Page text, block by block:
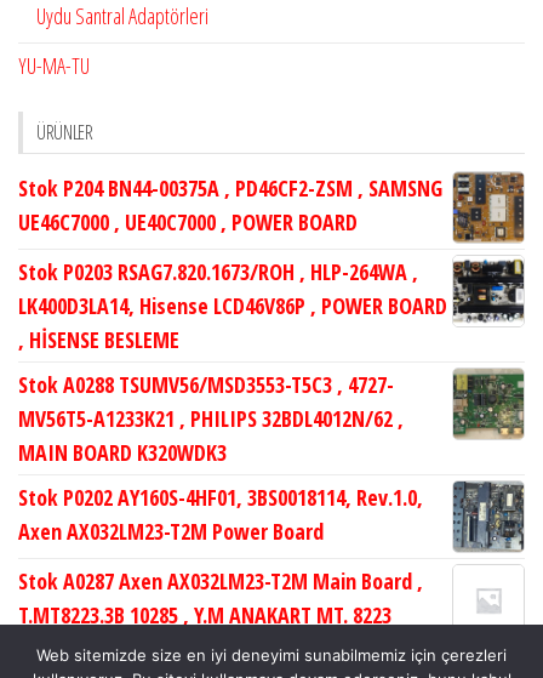
Uydu Santral Adaptörleri
YU-MA-TU
ÜRÜNLER
Stok P204 BN44-00375A , PD46CF2-ZSM , SAMSNG
UE46C7000 , UE40C7000 , POWER BOARD
Stok P0203 RSAG7.820.1673/ROH , HLP-264WA ,
LK400D3LA14, Hisense LCD46V86P , POWER BOARD
, HİSENSE BESLEME
Stok A0288 TSUMV56/MSD3553-T5C3 , 4727-
MV56T5-A1233K21 , PHILIPS 32BDL4012N/62 ,
MAIN BOARD K320WDK3
Stok P0202 AY160S-4HF01, 3BS0018114, Rev.1.0,
Axen AX032LM23-T2M Power Board
Stok A0287 Axen AX032LM23-T2M Main Board ,
T.MT8223.3B 10285 , Y.M ANAKART MT. 8223
TUNERSİZ MNL , LC320WXN-SCB1
Web sitemizde size en iyi deneyimi sunabilmemiz için çerezleri